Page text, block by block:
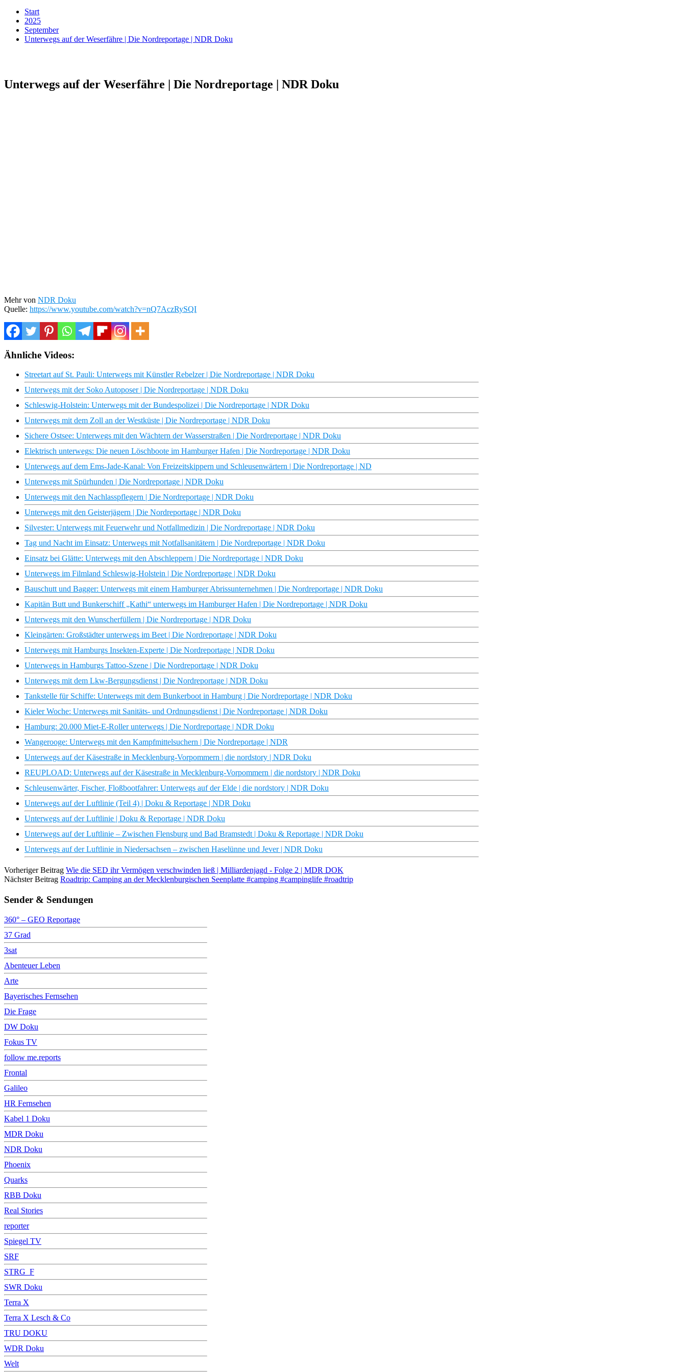
Start
2025
September
Unterwegs auf der Weserfähre | Die Nordreportage | NDR Doku
Unterwegs auf der Weserfähre | Die Nordreportage | NDR Doku
Mehr von NDR Doku
Quelle: https://www.youtube.com/watch?v=nQ7AczRySQI
Ähnliche Videos:
Streetart auf St. Pauli: Unterwegs mit Künstler Rebelzer | Die Nordreportage | NDR Doku
Unterwegs mit der Soko Autoposer | Die Nordreportage | NDR Doku
Schleswig-Holstein: Unterwegs mit der Bundespolizei | Die Nordreportage | NDR Doku
Unterwegs mit dem Zoll an der Westküste | Die Nordreportage | NDR Doku
Sichere Ostsee: Unterwegs mit den Wächtern der Wasserstraßen | Die Nordreportage | NDR Doku
Elektrisch unterwegs: Die neuen Löschboote im Hamburger Hafen | Die Nordreportage | NDR Doku
Unterwegs auf dem Ems-Jade-Kanal: Von Freizeitskippern und Schleusenwärtern | Die Nordreportage | ND
Unterwegs mit Spürhunden | Die Nordreportage | NDR Doku
Unterwegs mit den Nachlasspflegern | Die Nordreportage | NDR Doku
Unterwegs mit den Geisterjägern | Die Nordreportage | NDR Doku
Silvester: Unterwegs mit Feuerwehr und Notfallmedizin | Die Nordreportage | NDR Doku
Tag und Nacht im Einsatz: Unterwegs mit Notfallsanitätern | Die Nordreportage | NDR Doku
Einsatz bei Glätte: Unterwegs mit den Abschleppern | Die Nordreportage | NDR Doku
Unterwegs im Filmland Schleswig-Holstein | Die Nordreportage | NDR Doku
Bauschutt und Bagger: Unterwegs mit einem Hamburger Abrissunternehmen | Die Nordreportage | NDR Doku
Kapitän Butt und Bunkerschiff „Kathi“ unterwegs im Hamburger Hafen | Die Nordreportage | NDR Doku
Unterwegs mit den Wunscherfüllern | Die Nordreportage | NDR Doku
Kleingärten: Großstädter unterwegs im Beet | Die Nordreportage | NDR Doku
Unterwegs mit Hamburgs Insekten-Experte | Die Nordreportage | NDR Doku
Unterwegs in Hamburgs Tattoo-Szene | Die Nordreportage | NDR Doku
Unterwegs mit dem Lkw-Bergungsdienst | Die Nordreportage | NDR Doku
Tankstelle für Schiffe: Unterwegs mit dem Bunkerboot in Hamburg | Die Nordreportage | NDR Doku
Kieler Woche: Unterwegs mit Sanitäts- und Ordnungsdienst | Die Nordreportage | NDR Doku
Hamburg: 20.000 Miet-E-Roller unterwegs | Die Nordreportage | NDR Doku
Wangerooge: Unterwegs mit den Kampfmittelsuchern | Die Nordreportage | NDR
Unterwegs auf der Käsestraße in Mecklenburg-Vorpommern | die nordstory | NDR Doku
REUPLOAD: Unterwegs auf der Käsestraße in Mecklenburg-Vorpommern | die nordstory | NDR Doku
Schleusenwärter, Fischer, Floßbootfahrer: Unterwegs auf der Elde | die nordstory | NDR Doku
Unterwegs auf der Luftlinie (Teil 4) | Doku & Reportage | NDR Doku
Unterwegs auf der Luftlinie | Doku & Reportage | NDR Doku
Unterwegs auf der Luftlinie – Zwischen Flensburg und Bad Bramstedt | Doku & Reportage | NDR Doku
Unterwegs auf der Luftlinie in Niedersachsen – zwischen Haselünne und Jever | NDR Doku
Vorheriger Beitrag Wie die SED ihr Vermögen verschwinden ließ | Milliardenjagd - Folge 2 | MDR DOK
Nächster Beitrag Roadtrip: Camping an der Mecklenburgischen Seenplatte #camping #campinglife #roadtrip
Sender & Sendungen
360° – GEO Reportage
37 Grad
3sat
Abenteuer Leben
Arte
Bayerisches Fernsehen
Die Frage
DW Doku
Fokus TV
follow me.reports
Frontal
Galileo
HR Fernsehen
Kabel 1 Doku
MDR Doku
NDR Doku
Phoenix
Quarks
RBB Doku
Real Stories
reporter
Spiegel TV
SRF
STRG_F
SWR Doku
Terra X
Terra X Lesch & Co
TRU DOKU
WDR Doku
Welt